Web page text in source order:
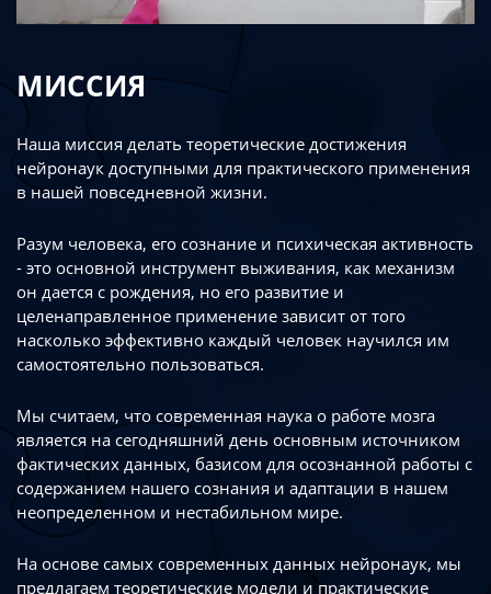
МИССИЯ
Наша миссия делать теоретические достижения
нейронаук доступными для практического применения
в нашей повседневной жизни.
Разум человека, его сознание и психическая активность
- это основной инструмент выживания, как механизм
он дается с рождения, но его развитие и
целенаправленное применение зависит от того
насколько эффективно каждый человек научился им
самостоятельно пользоваться.
Мы считаем, что современная наука о работе мозга
является на сегодняшний день основным источником
фактических данных, базисом для осознанной работы с
содержанием нашего сознания и адаптации в нашем
неопределенном и нестабильном мире.
На основе самых современных данных нейронаук, мы
предлагаем теоретические модели и практические